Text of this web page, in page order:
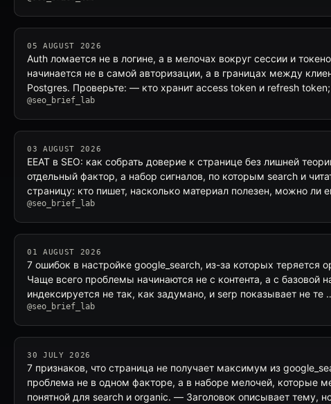
05 AUGUST 2026
Auth ломается не в логине, а в мелочах вокруг сессии и
начинается не в самой авторизации, а в границах между
Postgres. Проверьте: — кто хранит access token и refresh
@seo_brief_lab
03 AUGUST 2026
EEAT в SEO: как собрать доверие к странице без лишней
отдельный фактор, а набор сигналов, по которым search и
страницу: кто пишет, насколько материал полезен, можно ли
@seo_brief_lab
01 AUGUST 2026
7 ошибок в настройке google_search, из-за которых теряется
Чаще всего проблемы начинаются не с контента, а с базовой
индексируется не так, как задумано, и serp показывает не те
@seo_brief_lab
30 JULY 2026
7 признаков, что страница не получает максимум из
проблема не в одном факторе, а в наборе мелочей, которые
понятной для search и organic. — Заголовок описывает тему,